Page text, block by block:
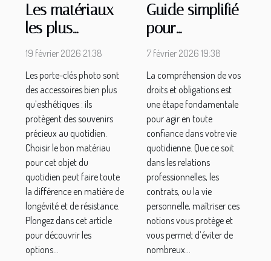
Les matériaux
les plus
durables pour
clés photo
19 février 2026 21:38
Les porte-clés photo sont
des accessoires bien plus
qu’esthétiques : ils
protègent des souvenirs
précieux au quotidien.
Choisir le bon matériau
pour cet objet du
quotidien peut faire toute
la différence en matière de
longévité et de résistance.
Plongez dans cet article
pour découvrir les
options...
Guide simplifié
pour
comprendre
obligations
7 février 2026 19:38
La compréhension de vos
droits et obligations est
une étape fondamentale
pour agir en toute
confiance dans votre vie
quotidienne. Que ce soit
dans les relations
professionnelles, les
contrats, ou la vie
personnelle, maîtriser ces
notions vous protège et
vous permet d’éviter de
nombreux...